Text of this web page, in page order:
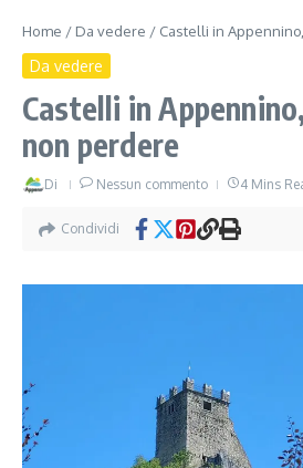
Home / Da vedere / Castelli in
Da vedere
Castelli in
non perdere
Di Nessun commento 4 Mins
Condividi